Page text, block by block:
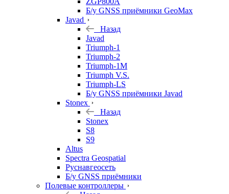
Б/у GNSS приёмники GeoMax
Javad
Назад
Javad
Triumph-1
Triumph-2
Triumph-1M
Triumph V.S.
Triumph-LS
Б/у GNSS приёмники Javad
Stonex
Назад
Stonex
S8
S9
Altus
Spectra Geospatial
Руснавгеосеть
Б/у GNSS приёмники
Полевые контроллеры